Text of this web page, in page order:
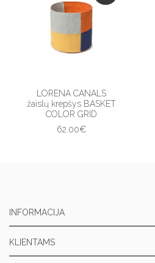
LORENA CANALS
žaislų krepšys BASKET
COLOR GRID
62.00€
INFORMACIJA
KLIENTAMS